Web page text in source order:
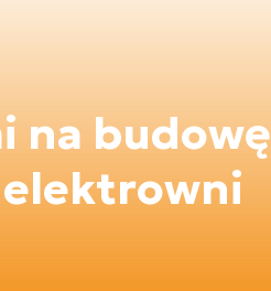
na budowę